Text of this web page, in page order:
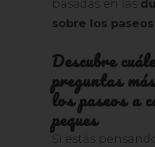
basadas en las
sobre los
Descubre
preguntas
los paseos a
peques
Si estás